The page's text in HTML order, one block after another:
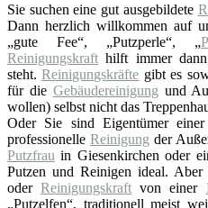
Sie suchen eine gut ausgebildete
Dann herzlich willkommen auf
„gute Fee“, „Putzperle“, „
Reinigungskraft hilft immer
steht.Reinigungskräfte gibt es
für die Gebäudereinigung und
wollen) selbst nicht das
Oder Sie sind Eigentümer
professionelle Reinigung der
Putzfrau in Giesenkirchen oder
Putzen und Reinigen ideal. Aber
oderReinigungskraft von einer
„Putzelfen“, traditionell meist